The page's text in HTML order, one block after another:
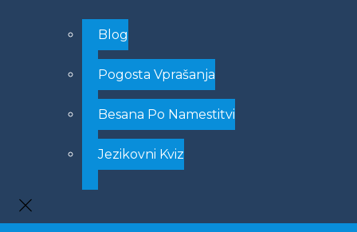
Blog
Pogosta Vprašanja
Besana Po Namestitvi
Jezikovni Kviz